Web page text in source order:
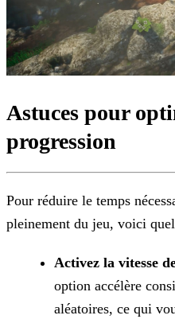
Astuces pour
progression
Pour réduire le temps
pleinement du jeu, voici
Activez la vitesse
option accélère
aléatoires, ce qui